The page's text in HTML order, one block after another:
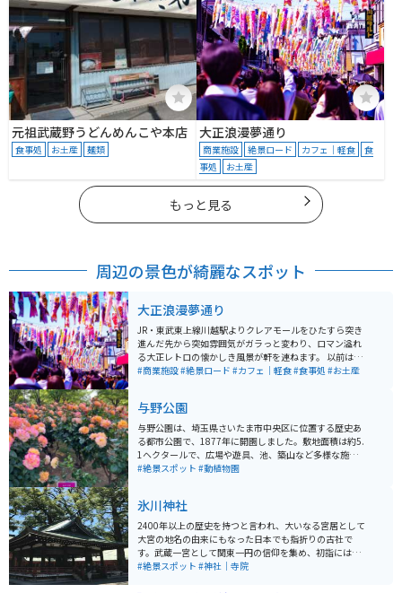
元祖武蔵野うどんめんこや本店
食事処 お土産 麺類
大正浪漫夢通り
商業施設 絶景ロード カフェ｜軽食
食
事処
お土産
もっと見る
周辺の景色が綺麗なスポット
大正浪漫夢通り
JR・東武東上線川越駅よりクレアモールをひたすら突き
進んだ先から突如雰囲気がガラっと変わり、ロマン溢れ
る大正レトロの懐かしき風景が軒を連ねます。 以前はこ
の通りにはアーケード商店街でありましたが、時代と共
ノスタルジックな装いで、特に角にある川越商工会議所
の造りは足を止めて眺めるほど趣があります。 5月のこ
どもの日前後より商店街全体に吊るされる鯉のぼりは圧
巻で、まるで鯉のぼりのアーケードを作るかのように空
を自由に泳ぎます。
#商業施設#絶景ロード #カフェ｜軽食#食事処 #お土産
与野公園
与野公園は、埼玉県さいたま市中央区に位置する歴史あ
る都市公園で、1877年に開園しました。敷地面積は約5.
1ヘクタールで、広場や遊具、池、築山など多様な施設
が整備されています。特に有名なのは約200種類、約3,0
す。 また、園内にはソメイヨシノや八重桜など約60本の
桜が植えられており、春には花見スポットとして親しま
れています。隣接する天祖神社は与野七福神の一つで、
公園には歴史的な趣も感じられる要素が備わっていま
す。 ちょうどGWの時期は大変込み合いますが、混雑し
ていても一見の価値はあります。様々なバラが咲き乱れ
#絶景スポット #動植物園
氷川神社
2400年以上の歴史を持つと言われ、大いなる宮居として
大宮の地名の由来にもなった日本でも指折りの古社で
す。武蔵一宮として関東一円の信仰を集め、初詣には多
くの参拝者で賑わいます。 家内安全、商売繁昌、交通安
#絶景スポット #神社｜寺院